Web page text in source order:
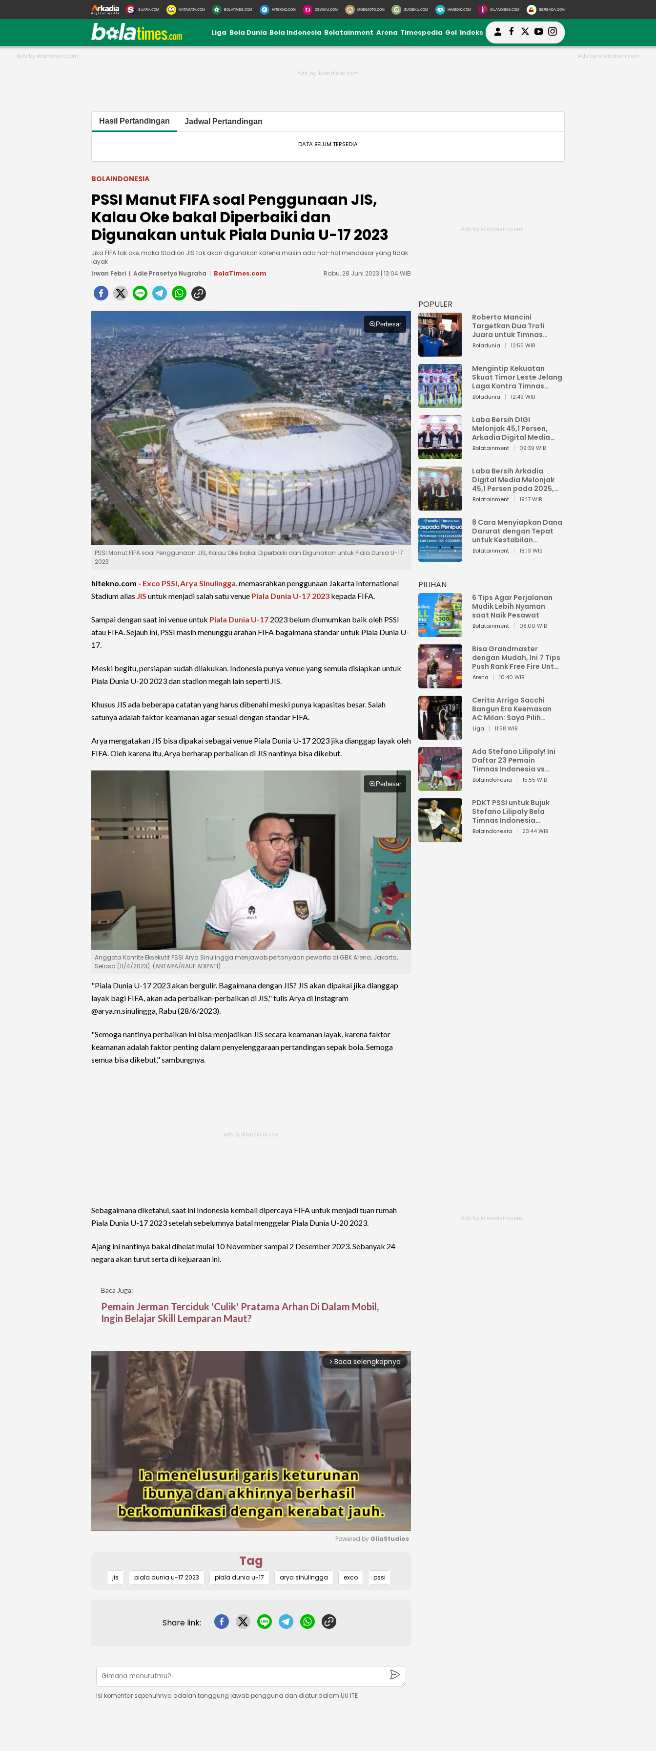
SUARA.COM MATAMATA.COM BOLATIMES.COM HITEKNO.COM DEWIKU.COM MOBIMOTO.COM GUIDEKU.COM HIMEDIK.COM IKLANDISINI.COM SERBADA.COM
Liga Bola Dunia Bola Indonesia Bolatainment Arena Timespedia Gol Indeks
Hasil Pertandingan Jadwal Pertandingan
DATA BELUM TERSEDIA
BOLAINDONESIA
PSSI Manut FIFA soal Penggunaan JIS,
Kalau Oke bakal Diperbaiki dan
Digunakan untuk Piala Dunia U-17 2023
Jika FIFA tak oke, maka Stadion JIS tak akan digunakan karena masih ada hal-hal mendasar yang tidak
layak
Irwan Febri
Adie Prasetyo Nugraha BolaTimes.com Rabu, 28 Juni 2023 | 13:04 WIB
Perbesar
PSSI Manut FIFA soal Penggunaan JIS, Kalau Oke bakal Diperbaiki dan Digunakan untuk Piala Dunia U-17
2023
hitekno.com - Exco PSSI,Arya Sinulingga, memasrahkan penggunaan Jakarta International
Stadium alias JIS untuk menjadi salah satu venue Piala Dunia U-17 2023 kepada FIFA.
Sampai dengan saat ini venue untuk Piala Dunia U-17 2023 belum diumumkan baik oleh PSSI
atau FIFA. Sejauh ini, PSSI masih menunggu arahan FIFA bagaimana standar untuk Piala Dunia U-
17.
Meski begitu, persiapan sudah dilakukan. Indonesia punya venue yang semula disiapkan untuk
Piala Dunia U-20 2023 dan stadion megah lain seperti JIS.
Khusus JIS ada beberapa catatan yang harus dibenahi meski punya kapasitas besar. Salah
satunya adalah faktor keamanan agar sesuai dengan standar FIFA.
Arya mengatakan JIS bisa dipakai sebagai venue Piala Dunia U-17 2023 jika dianggap layak oleh
FIFA. Oleh karena itu, Arya berharap perbaikan di JIS nantinya bisa dikebut.
Perbesar
Anggota Komite Eksekutif PSSI Arya Sinulingga menjawab pertanyaan pewarta di GBK Arena, Jakarta,
Selasa (11/4/2023). (ANTARA/RAUF ADIPATI)
"Piala Dunia U-17 2023 akan bergulir. Bagaimana dengan JIS? JIS akan dipakai jika dianggap
layak bagi FIFA, akan ada perbaikan-perbaikan di JIS," tulis Arya di Instagram
@arya.m.sinulingga, Rabu (28/6/2023).
"Semoga nantinya perbaikan ini bisa menjadikan JIS secara keamanan layak, karena faktor
keamanan adalah faktor penting dalam penyelenggaraan pertandingan sepak bola. Semoga
semua bisa dikebut," sambungnya.
Sebagaimana diketahui, saat ini Indonesia kembali dipercaya FIFA untuk menjadi tuan rumah
Piala Dunia U-17 2023 setelah sebelumnya batal menggelar Piala Dunia U-20 2023.
Ajang ini nantinya bakal dihelat mulai 10 November sampai 2 Desember 2023. Sebanyak 24
negara akan turut serta di kejuaraan ini.
Baca Juga:
Pemain Jerman Terciduk 'Culik' Pratama Arhan Di Dalam Mobil,
Ingin Belajar Skill Lemparan Maut?
arrow_forward_ios Baca selengkapnya
Powered by GliaStudios
Tag
jis piala dunia u-17 2023 piala dunia u-17 arya sinulingga exco pssi
Share link:
Isi komentar sepenuhnya adalah tanggung jawab pengguna dan diatur dalam UU ITE
POPULER
Roberto Mancini
Targetkan Dua Trofi
Juara untuk Timnas
Italia
Boladunia 12:55 WIB
Mengintip Kekuatan
Skuat Timor Leste Jelang
Laga Kontra Timnas
Indonesia di Piala AFF
Boladunia 12:49 WIB
Laba Bersih DIGI
Melonjak 45,1 Persen,
Arkadia Digital Media
Perkuat Bisnis AI dan
Bolatainment 09:39 WIB
Laba Bersih Arkadia
Digital Media Melonjak
45,1 Persen pada 2025,
Sentuh Rp1,76 Miliar
Bolatainment 19:17 WIB
8 Cara Menyiapkan Dana
Darurat dengan Tepat
untuk Kestabilan
Keuangan
Bolatainment 18:13 WIB
PILIHAN
6 Tips Agar Perjalanan
Mudik Lebih Nyaman
saat Naik Pesawat
Bolatainment 08:00 WIB
Bisa Grandmaster
dengan Mudah, Ini 7 Tips
Push Rank Free Fire Untuk
Pemula
Arena 10:40 WIB
Cerita Arrigo Sacchi
Bangun Era Keemasan
AC Milan: Saya Pilih
Pemain dari Isi Otaknya
Liga 11:58 WIB
Ada Stefano Lilipaly! Ini
Daftar 23 Pemain
Timnas Indonesia vs
China
Bolaindonesia 15:55 WIB
PDKT PSSI untuk Bujuk
Stefano Lilipaly Bela
Timnas Indonesia
Berakhir Berantakan
Bolaindonesia 23:44 WIB